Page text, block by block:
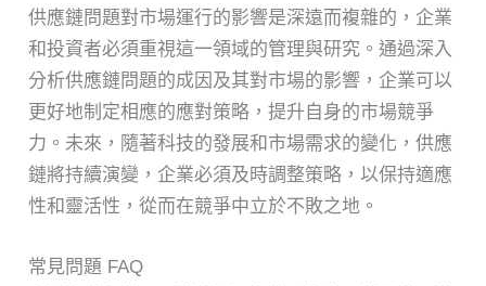
供應鏈問題對市場運行的影響是深遠而複雜的，企業
和投資者必須重視這一領域的管理與研究。通過深入
分析供應鏈問題的成因及其對市場的影響，企業可以
更好地制定相應的應對策略，提升自身的市場競爭
力。未來，隨著科技的發展和市場需求的變化，供應
鏈將持續演變，企業必須及時調整策略，以保持適應
性和靈活性，從而在競爭中立於不敗之地。
常見問題 FAQ